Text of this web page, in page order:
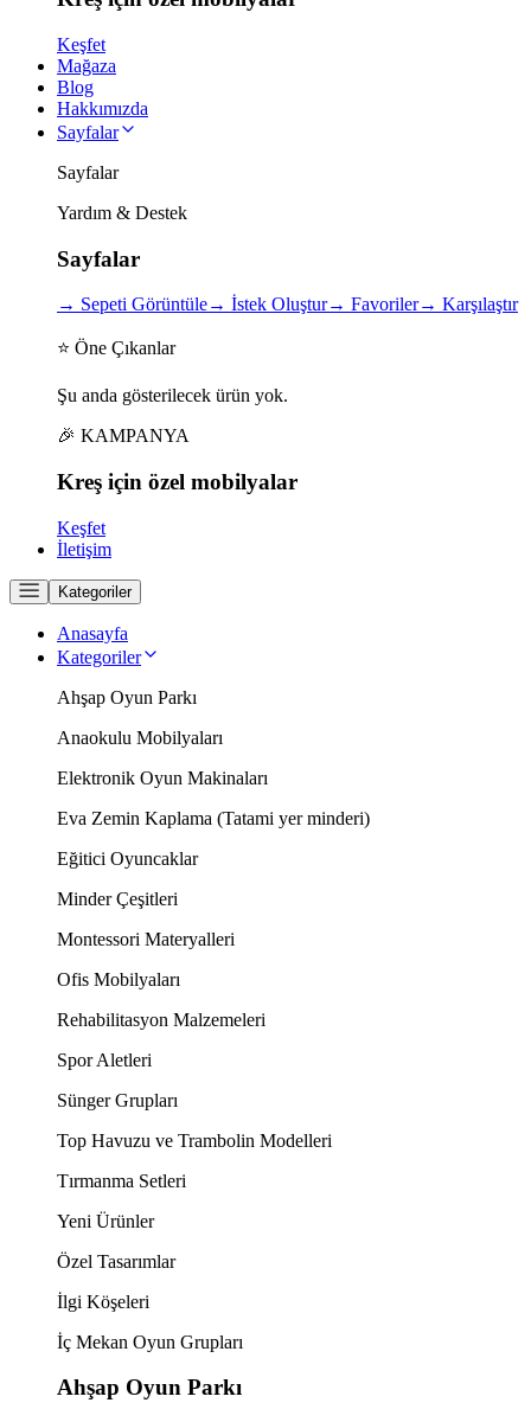
Keşfet
Mağaza
Blog
Hakkımızda
Sayfalar
Sayfalar
Yardım & Destek
Sayfalar
→ Sepeti Görüntüle→ İstek Oluştur→ Favoriler→ Karşılaştır
⭐ Öne Çıkanlar
Şu anda gösterilecek ürün yok.
🎉 KAMPANYA
Kreş için özel mobilyalar
Keşfet
İletişim
Kategoriler
Anasayfa
Kategoriler
Ahşap Oyun Parkı
Anaokulu Mobilyaları
Elektronik Oyun Makinaları
Eva Zemin Kaplama (Tatami yer minderi)
Eğitici Oyuncaklar
Minder Çeşitleri
Montessori Materyalleri
Ofis Mobilyaları
Rehabilitasyon Malzemeleri
Spor Aletleri
Sünger Grupları
Top Havuzu ve Trambolin Modelleri
Tırmanma Setleri
Yeni Ürünler
Özel Tasarımlar
İlgi Köşeleri
İç Mekan Oyun Grupları
Ahşap Oyun Parkı